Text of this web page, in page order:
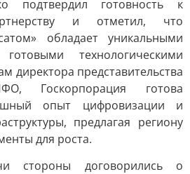
подтвердил готовность к
и отметил, что
обладает уникальными
технологическими
директора представительства
Госкорпорация готова
опыт цифровизации и
предлагая региону
для роста.
стороны договорились о